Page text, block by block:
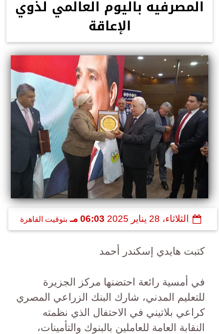
المصرفيه باليوم العالمي لذوي
الإعاقة
الثلاثاء، 28 يناير 2025 06:03 مـ بتوقيت القاهرة
كتبت هايدي إسكندر أحمد
في أمسية رائعة احتضنها مركز الجزيرة
للتعليم المدني، شارك البنك الزراعي المصري
كراعي بلاتيني في الاحتفال الذي نظمته
النقابة العامة للعاملين بالبنوك والتأمينات،